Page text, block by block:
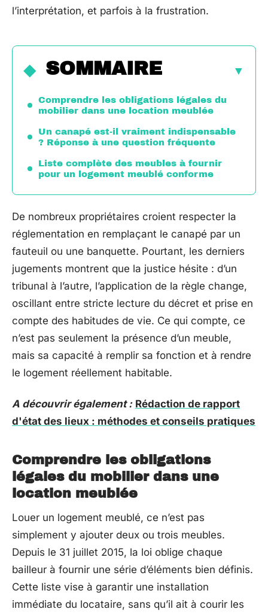
l’interprétation, et parfois à la frustration.
SOMMAIRE
Comprendre les obligations légales du
mobilier dans une location meublée
Un canapé est-il vraiment indispensable
? Réponse à une question fréquente
Liste complète des meubles à fournir
pour un logement meublé conforme
De nombreux propriétaires croient respecter la
réglementation en remplaçant le canapé par un
fauteuil ou une banquette. Pourtant, les derniers
jugements montrent que la justice hésite : d’un
tribunal à l’autre, l’application de la règle change,
oscillant entre stricte lecture du décret et prise en
compte des habitudes de vie. Ce qui compte, ce
n’est pas seulement la présence d’un meuble,
mais sa capacité à remplir sa fonction et à rendre
le logement réellement habitable.
A découvrir également : Rédaction de rapport
d'état des lieux : méthodes et conseils pratiques
Comprendre les obligations
légales du mobilier dans une
location meublée
Louer un logement meublé, ce n’est pas
simplement y ajouter deux ou trois meubles.
Depuis le 31 juillet 2015, la loi oblige chaque
bailleur à fournir une série d’éléments bien définis.
Cette liste vise à garantir une installation
immédiate du locataire, sans qu’il ait à courir les